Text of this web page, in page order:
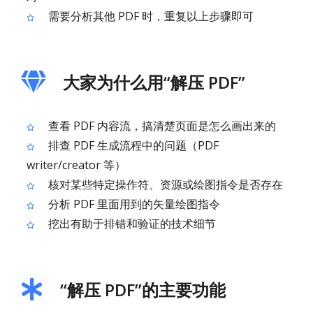
需要分析其他 PDF 时，重复以上步骤即可
大家为什么用“解压 PDF”
查看 PDF 内容流，搞清楚页面是怎么画出来的
排查 PDF 生成流程中的问题（PDF
writer/creator 等）
核对某些特定操作符、资源或绘图指令是否存在
分析 PDF 里面用到的矢量绘图指令
挖出有助于排错和验证的技术细节
“解压 PDF”的主要功能